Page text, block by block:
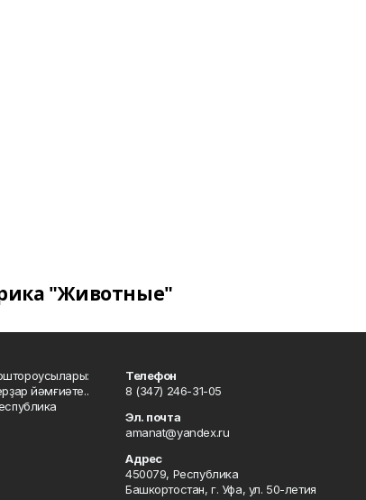
"Животные"
йәмғиәте..
Телефон
8 (347) 246-31-05
Эл. почта
amanat@yandex.ru
Адрес
450079, Республика
Башкортостан, г. Уфа, ул. 50-летия